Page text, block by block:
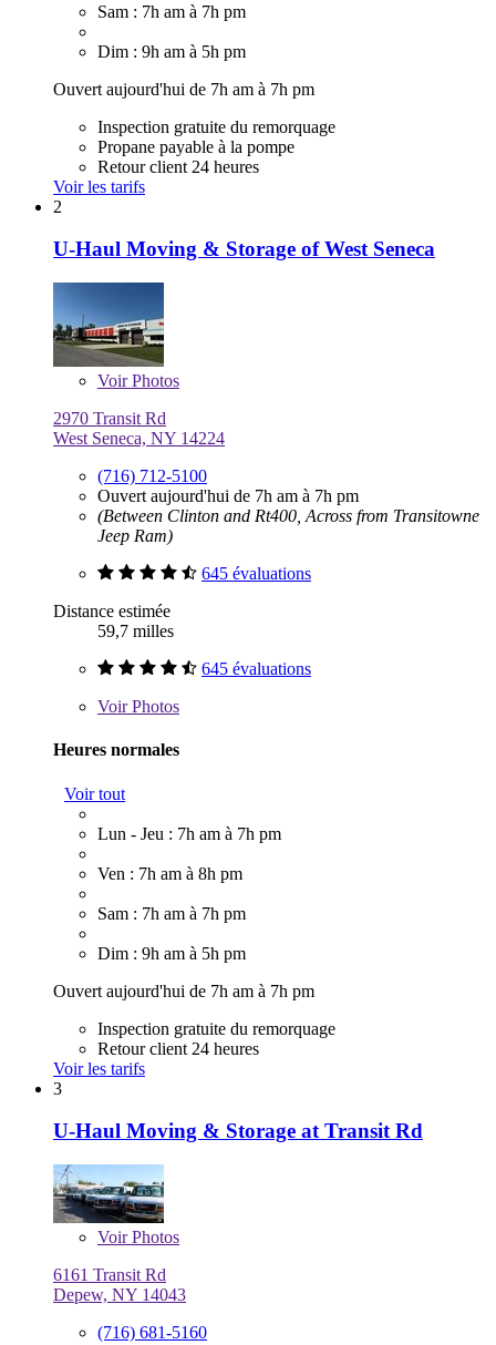
Sam : 7h am à 7h pm
Dim : 9h am à 5h pm
Ouvert aujourd'hui de 7h am à 7h pm
Inspection gratuite du remorquage
Propane payable à la pompe
Retour client 24 heures
Voir les tarifs
2
U-Haul Moving & Storage of West Seneca
VoirPhotos
2970 Transit Rd
West Seneca, NY 14224
(716) 712-5100
Ouvert aujourd'hui de 7h am à 7h pm
(Between Clinton and Rt400, Across from Transitowne
Jeep Ram)
645 évaluations
Distance estimée
59,7 milles
645 évaluations
VoirPhotos
Heures normales
Voir tout
Lun - Jeu : 7h am à 7h pm
Ven : 7h am à 8h pm
Sam : 7h am à 7h pm
Dim : 9h am à 5h pm
Ouvert aujourd'hui de 7h am à 7h pm
Inspection gratuite du remorquage
Retour client 24 heures
Voir les tarifs
3
U-Haul Moving & Storage at Transit Rd
VoirPhotos
6161 Transit Rd
Depew, NY 14043
(716) 681-5160